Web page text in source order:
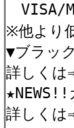
VISA/
※他より
▼ブラッ
詳しく
詳しく